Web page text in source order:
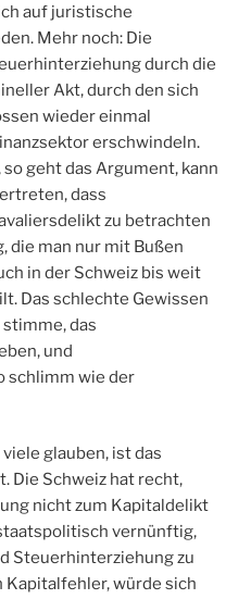
auf juristische
Mehr noch: Die
durch die
Akt, durch den sich
wieder einmal
erschwindeln.
geht das Argument, kann
dass
zu betrachten
die man nur mit Bußen
in der Schweiz bis weit
Das schlechte Gewissen
das
und
schlimm wie der
glauben, ist das
Die Schweiz hat recht,
nicht zum Kapitaldelikt
vernünftig,
Steuerhinterziehung zu
Kapitalfehler, würde sich